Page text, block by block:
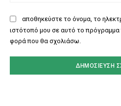
αποθηκεύστε το όνομα, το
ιστότοπό μου σε αυτό το πρόγραμμα
φορά που θα σχολιάσω.